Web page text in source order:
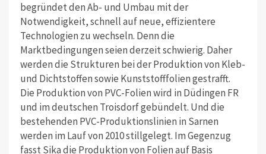
begründet den Ab- und Umbau mit der
Notwendigkeit, schnell auf neue, effizientere
Technologien zu wechseln. Denn die
Marktbedingungen seien derzeit schwierig. Daher
werden die Strukturen bei der Produktion von Kleb-
und Dichtstoffen sowie Kunststofffolien gestrafft.
Die Produktion von PVC-Folien wird in Düdingen FR
und im deutschen Troisdorf gebündelt. Und die
bestehenden PVC-Produktionslinien in Sarnen
werden im Lauf von 2010 stillgelegt. Im Gegenzug
fasst Sika die Produktion von Folien auf Basis